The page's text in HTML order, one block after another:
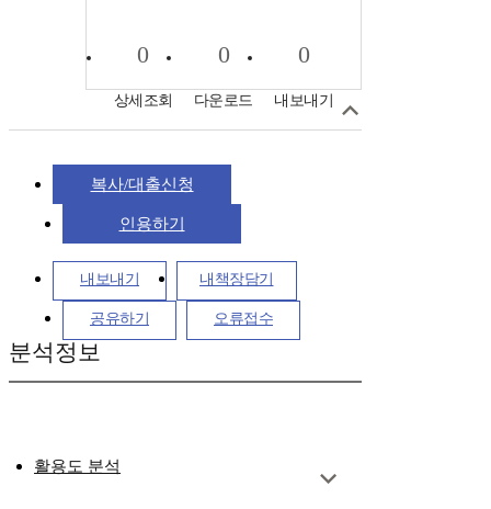
0
상세조회
0
다운로드
0
내보내기
복사/대출신청
인용하기
내보내기 내책장담기
공유하기 오류접수
분석정보
활용도 분석